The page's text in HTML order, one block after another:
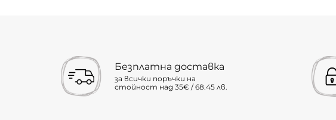
Безплатна доставка
за всички поръчки на
стойност над 35€ / 68.45 лв.